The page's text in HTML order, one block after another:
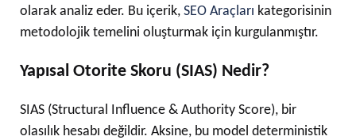
olarak analiz eder. Bu içerik, SEO Araçları kategorisinin
metodolojik temelini oluşturmak için kurgulanmıştır.
Yapısal Otorite Skoru (SIAS) Nedir?
SIAS (Structural Influence & Authority Score), bir
olasılık hesabı değildir. Aksine, bu model deterministik